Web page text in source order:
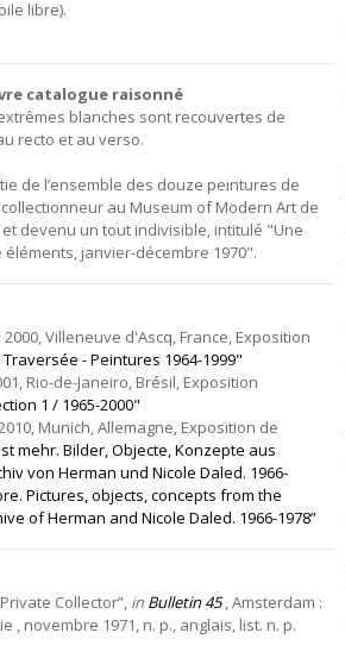
libre).
catalogue raisonné
blanches sont recouvertes de
recto et au verso.
de l’ensemble des douze peintures de
au Museum of Modern Art de
et devenu un tout indivisible, intitulé "Une
janvier-décembre 1970".
Villeneuve d'Ascq, France, Exposition
- Peintures 1964-1999"
Rio-de-Janeiro, Brésil, Exposition
1 / 1965-2000"
Munich, Allemagne, Exposition de
mehr. Bilder, Objecte, Konzepte aus
von Herman und Nicole Daled. 1966-
Pictures, objects, concepts from the
of Herman and Nicole Daled. 1966-1978”
Collector”, in Bulletin 45, Amsterdam :
, novembre 1971, n. p., anglais, list. n. p.